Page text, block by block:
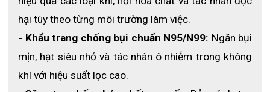
hại tùy theo từng môi trường làm việc.
- Khẩu trang chống bụi chuẩn N95/N99: Ngăn bụi
mịn, hạt siêu nhỏ và tác nhân ô nhiễm trong không
khí với hiệu suất lọc cao.